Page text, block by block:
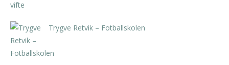
Trygve Retvik – Fotballskolen